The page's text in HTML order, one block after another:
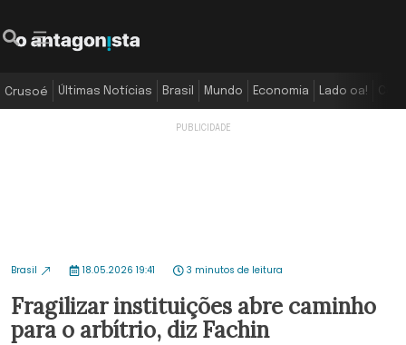
Crusoé Últimas Notícias Brasil Mundo Economia Lado oa!
Brasil 18.05.2026 19:41 3 minutos de leitura
Fragilizar instituições abre caminho
para o arbítrio, diz Fachin